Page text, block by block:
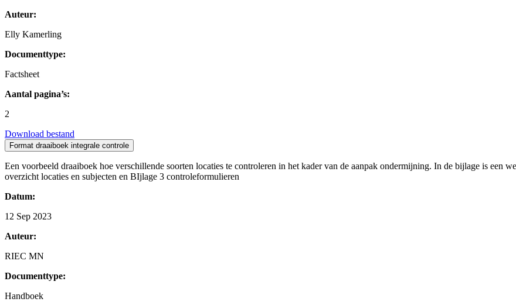
Auteur:
Elly Kamerling
Documenttype:
Factsheet
Aantal pagina’s:
2
Download bestand
Format draaiboek integrale controle
Een voorbeeld draaiboek hoe verschillende soorten locaties te controleren in het kader van de aanpak ondermijning. In de bijlage is een
overzicht locaties en subjecten en BIjlage 3 controleformulieren
Datum:
12 Sep 2023
Auteur:
RIEC MN
Documenttype:
Handboek